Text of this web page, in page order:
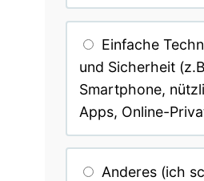
Einfache
und Sicherheit
Smartphone,
Apps, Online-
Anderes (ich